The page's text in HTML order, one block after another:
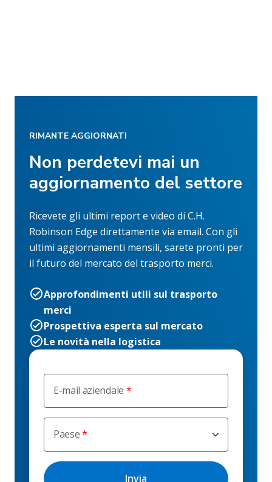
E-mail aziendale
Paese
RIMANTE AGGIORNATI
Non perdetevi mai un
aggiornamento del settore
Ricevete gli ultimi report e video di C.H.
Robinson Edge direttamente via email. Con gli
ultimi aggiornamenti mensili, sarete pronti per
il futuro del mercato del trasporto merci.
Approfondimenti utili sul trasporto
merci
Prospettiva esperta sul mercato
Le novità nella logistica